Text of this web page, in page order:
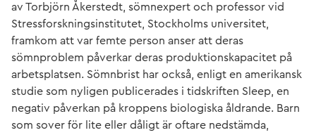
av Torbjörn Åkerstedt, sömnexpert och professor vid
Stressforskningsinstitutet, Stockholms universitet,
framkom att var femte person anser att deras
sömnproblem påverkar deras produktionskapacitet på
arbetsplatsen. Sömnbrist har också, enligt en amerikansk
studie som nyligen publicerades i tidskriften Sleep, en
negativ påverkan på kroppens biologiska åldrande. Barn
som sover för lite eller dåligt är oftare nedstämda,